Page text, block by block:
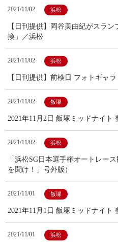
2021/11/02 浜松
【日刊提供】岡谷美由紀がスラ
換」／浜松
2021/11/02 浜松
【日刊提供】前検日 フォトギャ
2021/11/02 飯塚
2021年11月2日 飯塚ミッドナイト
2021/11/02 浜松
「浜松SG日本選手権オートレー
を聞け！」号外版）
2021/11/01 飯塚
2021年11月1日 飯塚ミッドナイト
2021/11/01 浜松